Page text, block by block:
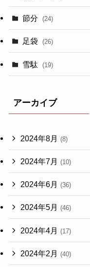
節分 (24)
足袋 (26)
雪駄 (19)
アーカイブ
2024年8月 (8)
2024年7月 (10)
2024年6月 (36)
2024年5月 (46)
2024年4月 (17)
2024年2月 (40)